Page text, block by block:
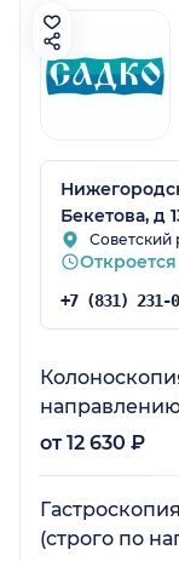
Бекетова, д
Советский
от 12 630 ₽
(строго по